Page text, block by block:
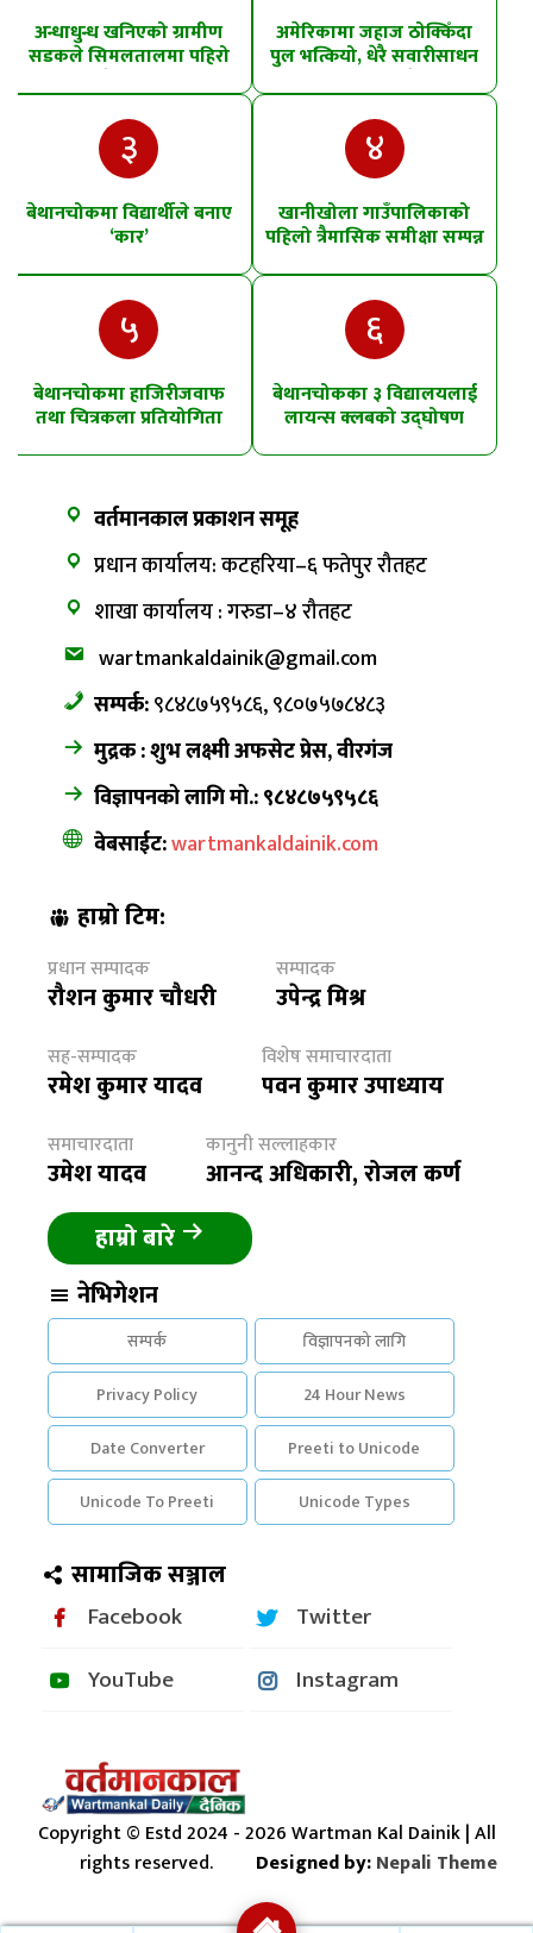
अन्धाधुन्ध खनिएको ग्रामीण
सडकले सिमलतालमा पहिरो
अमेरिकामा जहाज ठोक्किँदा
पुल भत्कियो, धेरै सवारीसाधन
३
बेथानचोकमा विद्यार्थीले बनाए
‘कार’
४
खानीखोला गाउँपालिकाको
पहिलो त्रैमासिक समीक्षा सम्पन्न
५
बेथानचोकमा हाजिरीजवाफ
तथा चित्रकला प्रतियोगिता
६
बेथानचोकका ३ विद्यालयलाई
लायन्स क्लबको उद्घोषण
वर्तमानकाल प्रकाशन समूह
प्रधान कार्यालय: कटहरिया–६ फतेपुर रौतहट
शाखा कार्यालय : गरुडा–४ रौतहट
wartmankaldainik@gmail.com
सम्पर्क:९८४८७५९५८६, ९८०७५७८४८३
मुद्रक : शुभ लक्ष्मी अफसेट प्रेस, वीरगंज
विज्ञापनको लागि मो.: ९८४८७५९५८६
वेबसाईट:wartmankaldainik.com
हाम्रो टिम:
प्रधान सम्पादक
रौशन कुमार चौधरी
सम्पादक
उपेन्द्र मिश्र
सह-सम्पादक
रमेश कुमार यादव
विशेष समाचारदाता
पवन कुमार उपाध्याय
समाचारदाता
उमेश यादव
कानुनी सल्लाहकार
आनन्द अधिकारी, रोजल कर्ण
हाम्रो बारे
नेभिगेशन
सम्पर्क
विज्ञापनको लागि
Privacy Policy
24 Hour News
Date Converter
Preeti to Unicode
Unicode To Preeti
Unicode Types
सामाजिक सञ्जाल
Facebook
Twitter
YouTube
Instagram
Copyright © Estd 2024 - 2026 Wartman Kal Dainik | All
rights reserved.
Designed by:Nepali Theme